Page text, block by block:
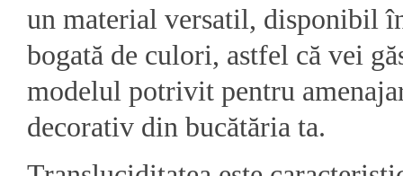
un material versatil, disponibil
bogată de culori, astfel că vei
modelul potrivit pentru
decorativ din bucătăria ta.